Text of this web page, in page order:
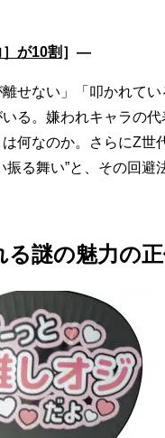
が10割 ］―
離せない」「叩かれて
る。嫌われキャラの
何なのか。さらにZ
振る舞い”と、その回
謎の魅力の正